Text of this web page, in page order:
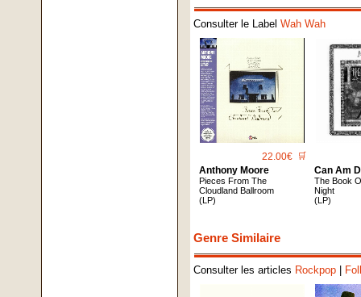
Consulter le LabelWah Wah
22.00€ 🛒
Anthony Moore
Pieces From The
Cloudland Ballroom
(LP)
Can Am
The Book
Night
(LP)
Genre Similaire
Consulter les articles Rockpop